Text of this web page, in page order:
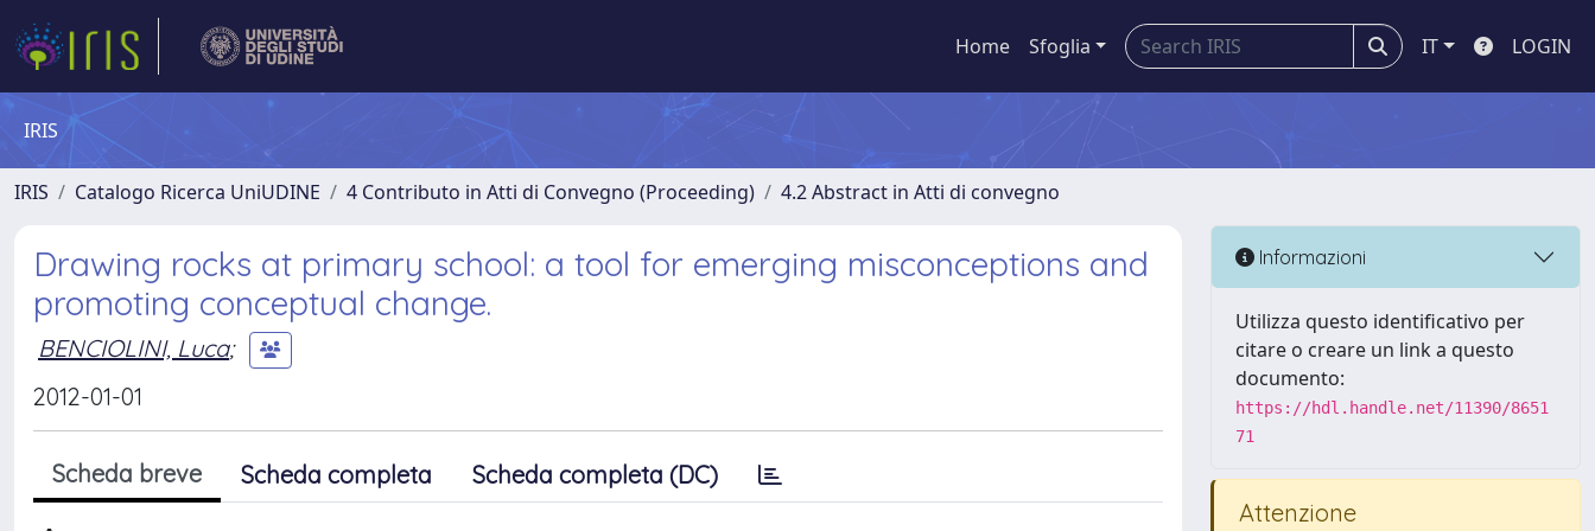
Home Sfoglia IT LOGIN
IRIS
IRIS Catalogo Ricerca UniUDINE 4 Contributo in Atti di Convegno (Proceeding) 4.2 Abstract in Atti di convegno
Drawing rocks at primary school: a tool for emerging misconceptions and
promoting conceptual change.
BENCIOLINI, Luca;
2012-01-01
Scheda breve Scheda completa Scheda completa (DC)
Informazioni
Utilizza questo identificativo per
citare o creare un link a questo
documento:
https://hdl.handle.net/11390/8651
71
Attenzione